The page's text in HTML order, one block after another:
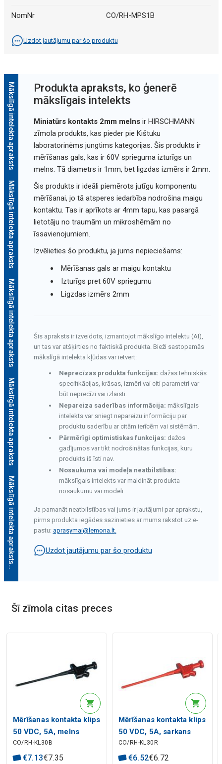
NomNr CO/RH-MPS1B
Uzdot jautājumu par šo produktu
Mākslīgā intelekta apraksts
Mākslīgā intelekta apraksts
Mākslīgā intelekta apraksts
Mākslīgā intelekta apraksts
Mākslīgā intelekta apraksts
Mākslīgā intelekta apraksts
Mākslīgā intelekta apraksts
Produkta apraksts, ko ģenerē
mākslīgais intelekts
Miniatūrs kontakts 2mm melnsir HIRSCHMANN
zīmola produkts, kas pieder pie Kištuku
laboratorinėms jungtims kategorijas. Šis produkts ir
mērīšanas gals, kas ir 60V sprieguma izturīgs un
melns. Tā diametrs ir 1mm, bet ligzdas izmērs ir 2mm.
Šis produkts ir ideāli piemērots jutīgu komponentu
mērīšanai, jo tā atsperes iedarbība nodrošina maigu
kontaktu. Tas ir aprīkots ar 4mm tapu, kas pasargā
lietotāju no traumām un mikroshēmām no
īssavienojumiem.
Izvēlieties šo produktu, ja jums nepieciešams:
Mērīšanas gals ar maigu kontaktu
Izturīgs pret 60V spriegumu
Ligzdas izmērs 2mm
Šis apraksts ir izveidots, izmantojot mākslīgo intelektu (AI),
un tas var atšķirties no faktiskā produkta. Bieži sastopamās
mākslīgā intelekta kļūdas var ietvert:
Neprecīzas produkta funkcijas: dažas tehniskās
specifikācijas, krāsas, izmēri vai citi parametri var
būt neprecīzi vai izlaisti.
Nepareiza saderības informācija: mākslīgais
intelekts var sniegt nepareizu informāciju par
produktu saderību ar citām ierīcēm vai sistēmām.
Pārmērīgi optimistiskas funkcijas: dažos
gadījumos var tikt nodrošinātas funkcijas, kuru
produkts iš īsti nav.
Nosaukuma vai modeļa neatbilstības:
mākslīgais intelekts var maldināt produkta
nosaukumu vai modeli.
Ja pamanāt neatbilstības vai jums ir jautājumi par aprakstu,
pirms produkta iegādes sazinieties ar mums rakstot uz e-
pastu: aprasymai@lemona.lt.
Uzdot jautājumu par šo produktu
Šī zīmola citas preces
Mērīšanas kontakta klips
50 VDC, 5A, melns
KLEPS30 HIRSCHMANN
CO/RH-KL30B
€7.13€7.35
Mērīšanas kontakta klips
50 VDC, 5A, sarkans
KLEPS30 HIRSCHMANN
CO/RH-KL30R
€6.52€6.72